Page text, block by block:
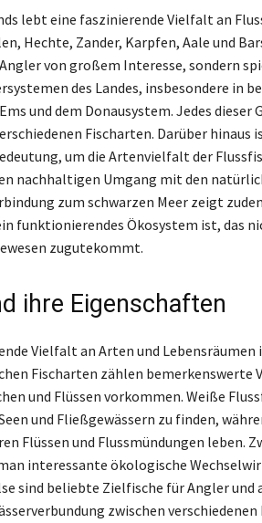
lebt eine faszinierende Vielfalt an
Hechte, Zander, Karpfen, Aale und
von großem Interesse, sondern
des Landes, insbesondere in
und dem Donausystem. Jedes dieser
Fischarten. Darüber hinaus
um die Artenvielfalt der
nachhaltigen Umgang mit den
zum schwarzen Meer zeigt
funktionierendes Ökosystem ist, das
zugutekommt.
ihre Eigenschaften
Vielfalt an Arten und Lebensräumen
Fischarten zählen bemerkenswerte
und Flüssen vorkommen. Weiße
und Fließgewässern zu finden,
Flüssen und Flussmündungen leben.
interessante ökologische
sind beliebte Zielfische für Angler und
zwischen